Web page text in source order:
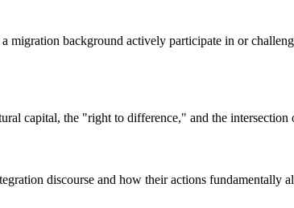
background actively participate in or
capital, the "right to difference," and the
discourse and how their actions fundamentally